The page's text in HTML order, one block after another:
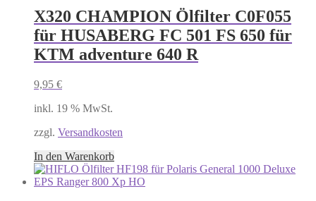
X320 CHAMPION Ölfilter C0F055
für HUSABERG FC 501 FS 650 für
KTM adventure 640 R
9,95 €
inkl. 19 % MwSt.
zzgl. Versandkosten
In den Warenkorb